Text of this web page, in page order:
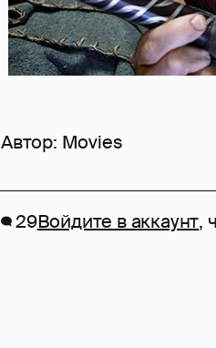
Автор: Movies
29Войдите в аккаунт,